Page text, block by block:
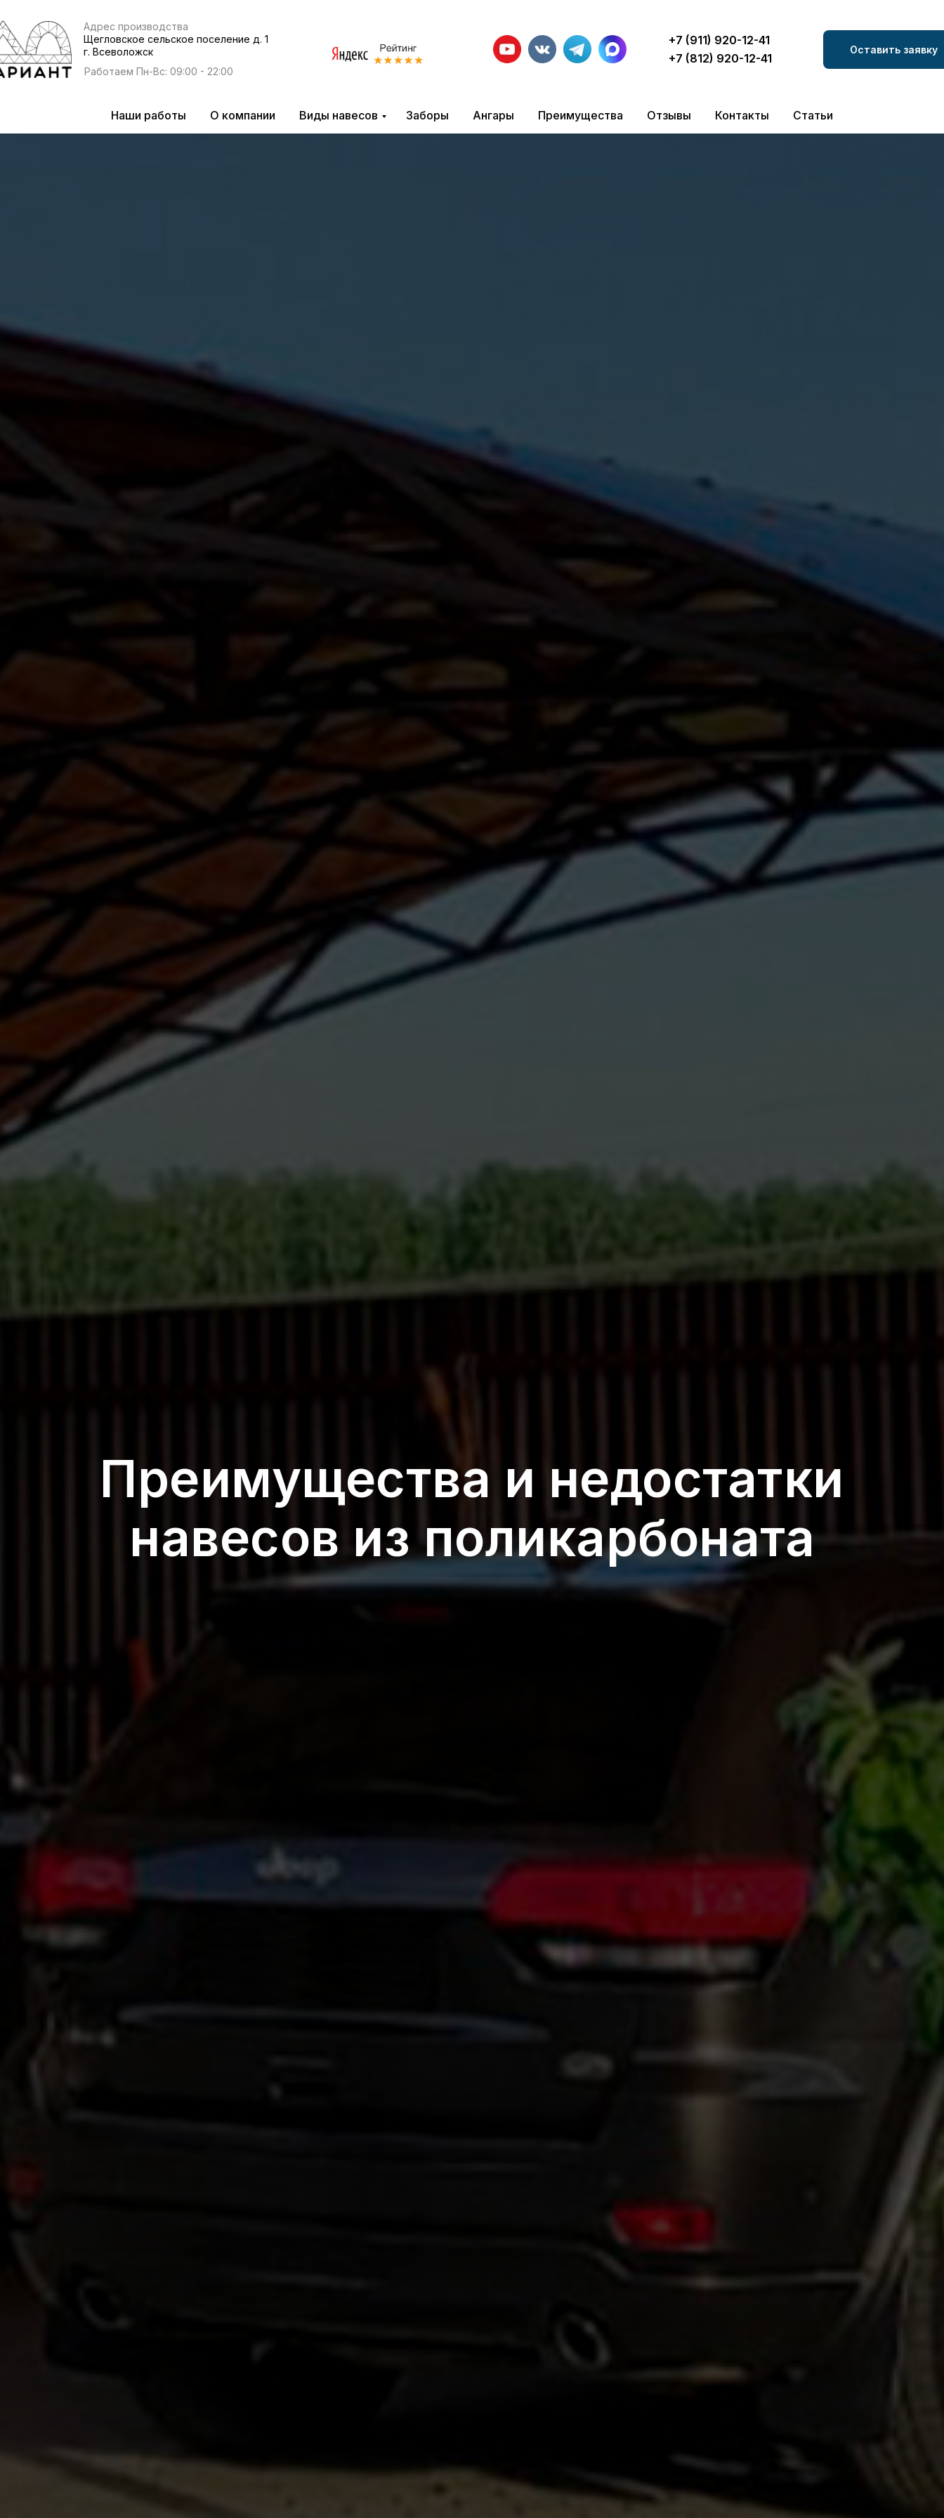
Оставить заявку
Адрес производства
Щегловское сельское поселение д. 1
г. Всеволожск
Работаем Пн-Вс: 09:00 - 22:00
+7 (911) 920-12-41
+7 (812) 920-12-41
Наши работы О компании Виды навесов Заборы Ангары Преимущества Отзывы Контакты Статьи
Преимущества и недостатки
навесов из поликарбоната